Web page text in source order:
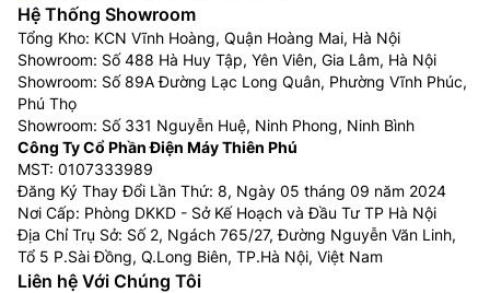
Hệ Thống Showroom
Tổng Kho: KCN Vĩnh Hoàng, Quận Hoàng Mai, Hà Nội
Showroom: Số 488 Hà Huy Tập, Yên Viên, Gia Lâm, Hà Nội
Showroom: Số 89A Đường Lạc Long Quân, Phường Vĩnh Phúc,
Phú Thọ
Showroom: Số 331 Nguyễn Huệ, Ninh Phong, Ninh Bình
Công Ty Cổ Phần Điện Máy Thiên Phú
MST: 0107333989
Đăng Ký Thay Đổi Lần Thứ: 8, Ngày 05 tháng 09 năm 2024
Nơi Cấp: Phòng DKKD - Sở Kế Hoạch và Đầu Tư TP Hà Nội
Địa Chỉ Trụ Sở: Số 2, Ngách 765/27, Đường Nguyễn Văn Linh,
Tổ 5 P.Sài Đồng, Q.Long Biên, TP.Hà Nội, Việt Nam
Liên hệ Với Chúng Tôi